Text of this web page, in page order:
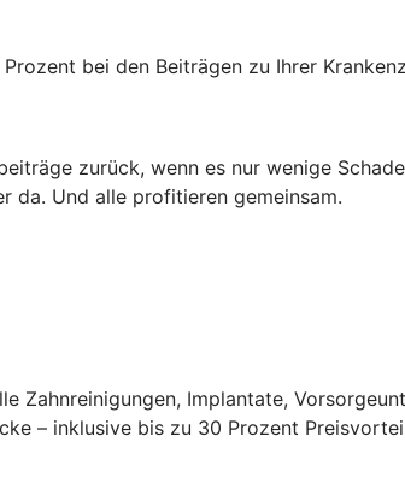
bei den Beiträgen zu Ihrer
zurück, wenn es nur wenige
da. Und alle profitieren gemeinsam.
Zahnreinigungen, Implantate,
– inklusive bis zu 30 Prozent